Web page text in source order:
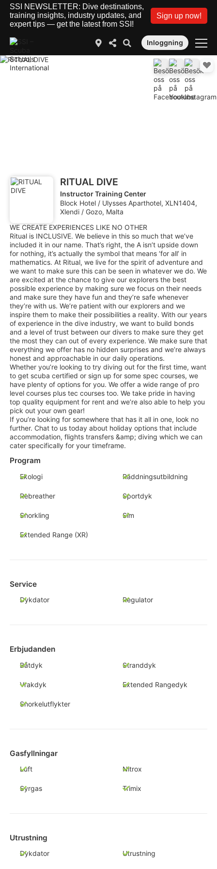
SSI NEWSLETTER: Dive destinations,
training insights, industry updates, and
expert tips — get the latest from SSI!
Sign up now!
Inloggning
RITUAL DIVE
Instructor Training Center
Block Hotel / Ulysses Aparthotel, XLN1404,
Xlendi / Gozo, Malta
WE CREATE EXPERIENCES LIKE NO OTHER
Ritual is INCLUSIVE. We believe in this so much that we’ve
included it in our name. That’s right, the A isn’t upside down
for nothing, it’s actually the symbol that means ‘for all’ in
mathematics. At Ritual, we live for the spirit of adventure and
we want to make sure this can be seen in whatever we do. We
are excited at the chance to give our explorers the best
possible experience by making sure we focus on their needs
and make sure they have fun and they’re safe whenever
they’re with us. We’re patient with our explorers and we
inspire them to make their possibilities a reality. With our years
of experience in the dive industry, we want to build bonds
and a level of trust between our divers to make sure they get
the most they can out of every experience. We make sure that
everything we offer has no hidden surprises and we’re always
honest and approachable in our daily operations.
Whether you’re looking to try diving out for the first time, want
to get scuba certified or sign up for some spec courses, we
have plenty of options for you. We offer a wide range of pro
level courses plus tec courses too. We take pride in having
top quality equipment for rent and we’re also able to help you
pick out your own gear!
If you’re looking for somewhere that has it all in one, look no
further. Chat to us today about holiday options that include
accommodation, flights transfers &amp; diving which we can
cater specifically for your timeframe.
Program
Ekologi Räddningsutbildning
Rebreather Sportdyk
Snorkling Sim
Extended Range (XR)
Service
Dykdator Regulator
Erbjudanden
Båtdyk Stranddyk
Vrakdyk Extended Rangedyk
Snorkelutflykter
Gasfyllningar
Luft Nitrox
Syrgas Trimix
Utrustning
Dykdator Utrustning